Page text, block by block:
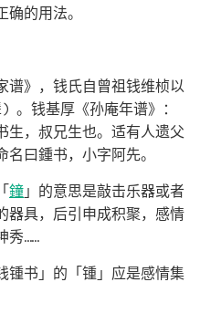
的用法。
谱》，钱氏自曾祖钱维桢以
。钱基厚《孙庵年谱》：
生，叔兄生也。适有人遗父
曰鍾书，小字阿先。
鐘 」的意思是敲击乐器或者
器具，后引申成积聚，感情
秀……
锺书」的「锺」应是感情集